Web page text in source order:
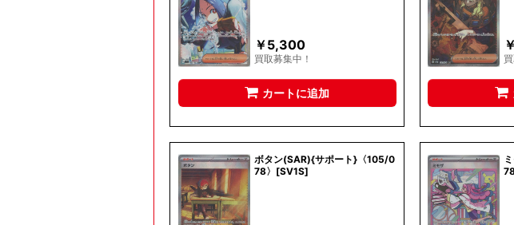
￥5,300
買取募集中！
カートに追加
￥
ボタン(SAR){サポート}〈105/0
78〉[SV1S]